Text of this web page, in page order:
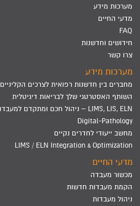
מערכות מידע
מדעי החיים
FAQ
חידושים וחדשנות
צרו קשר
מערכות מידע
מחברים בין חדשנות רפואית לצרכים הקליניים
השותף האסטרטגי שלך לבריאות דיגיטלית
LIMS, LIS, ELN – ניהול חכם ומתקדם למעבדה
Digital-Pathology
מחשב ייעודי לחדרים נקיים
LIMS / ELN Integration & Optimization
מדעי החיים
מכשור מעבדה
הקמת מעבדות חדשות
ניהול מעבדות